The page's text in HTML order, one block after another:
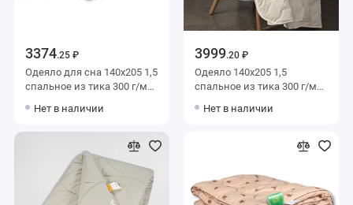
3374.25 ₽
Одеяло для сна 140х205 1,5
спальное из тика 300 г/м2
силиконизированное
Нет в наличии
3999.20 ₽
Одеяло 140х205 1,5
спальное из тика 300 г/м2
KARIGUZ
Нет в наличии